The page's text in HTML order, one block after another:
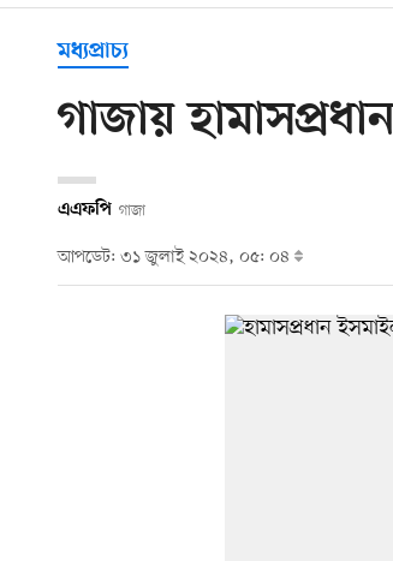
মধ্যপ্রাচ্য
গাজায়
এএফপি গাজা
আপডেট: ৩১ জুলাই ২০২৪, ০৫: ০৪